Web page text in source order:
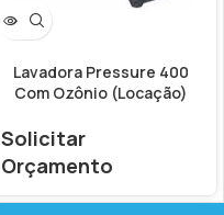
Lavadora Pressure 400
Com Ozônio (Locação)
Solicitar
Orçamento